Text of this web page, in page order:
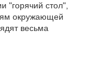
"горячий стол",
окружающей
весьма